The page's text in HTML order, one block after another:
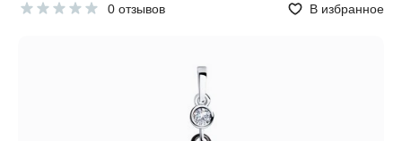
0 отзывов В избранное